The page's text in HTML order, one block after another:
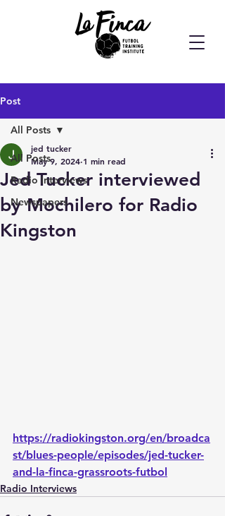
Post
All Posts
Radio Interviews
Newspapers
All Posts
Jed Tucker interviewed
by Mochilero for Radio
Kingston
jed tucker
May 9, 2024 1 min read
https://radiokingston.org/en/broadca
st/blues-people/episodes/jed-tucker-
and-la-finca-grassroots-futbol
Radio Interviews